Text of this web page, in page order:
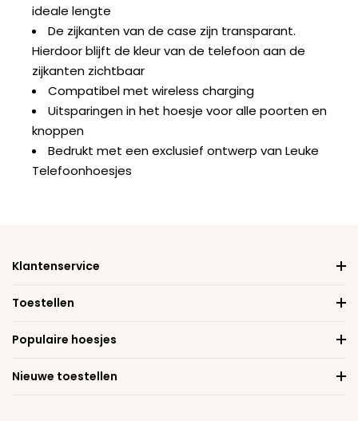
ideale lengte
De zijkanten van de case zijn transparant.
Hierdoor blijft de kleur van de telefoon aan de
zijkanten zichtbaar
Compatibel met wireless charging
Uitsparingen in het hoesje voor alle poorten en
knoppen
Bedrukt met een exclusief ontwerp van Leuke
Telefoonhoesjes
Klantenservice
Toestellen
Populaire hoesjes
Nieuwe toestellen